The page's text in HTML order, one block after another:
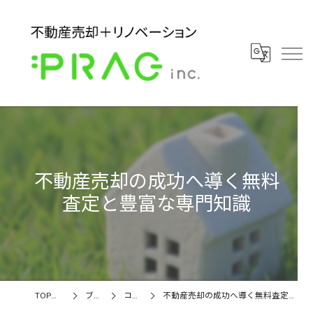
不動産売却の成功へ導く無料
査定と豊富な専門知識
TOPページ ブログ コラム 不動産売却の成功へ導く無料査定と豊富な専門知識